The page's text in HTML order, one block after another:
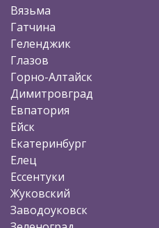
Вязьма
Гатчина
Геленджик
Глазов
Горно-Алтайск
Димитровград
Евпатория
Ейск
Екатеринбург
Елец
Ессентуки
Жуковский
Заводоуковск